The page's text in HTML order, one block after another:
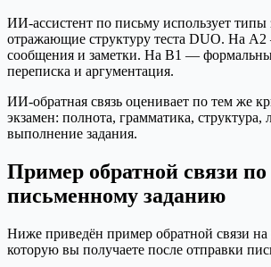
ИИ-ассистент по письму использует типы
отражающие структуру теста DUO. На
сообщения и заметки. На B1 —
переписка и аргументация.
ИИ-обратная связь оценивает по тем же
экзамен: полнота, грамматика, структура,
выполнение задания.
Пример обратной связи по
письменному заданию
Ниже приведён пример обратной связи
которую вы получаете после отправки